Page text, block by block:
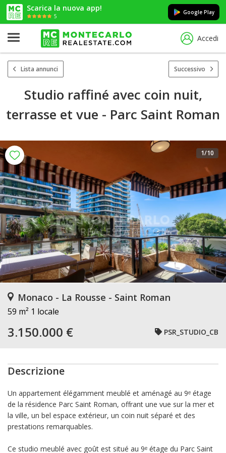
Scarica la nuova app!
5
Google Play
Accedi
Lista annunci Successivo
Studio raffiné avec coin nuit,
terrasse et vue - Parc Saint Roman
1/10
Monaco - La Rousse - Saint Roman
59 m² 1 locale
3.150.000 € PSR_STUDIO_CB
Descrizione
Un appartement élégamment meublé et aménagé au 9ᵉ étage
de la résidence Parc Saint Roman, offrant une vue sur la mer et
la ville, un bel espace extérieur, un coin nuit séparé et des
prestations remarquables.
Ce studio meublé avec goût est situé au 9ᵉ étage du Parc Saint